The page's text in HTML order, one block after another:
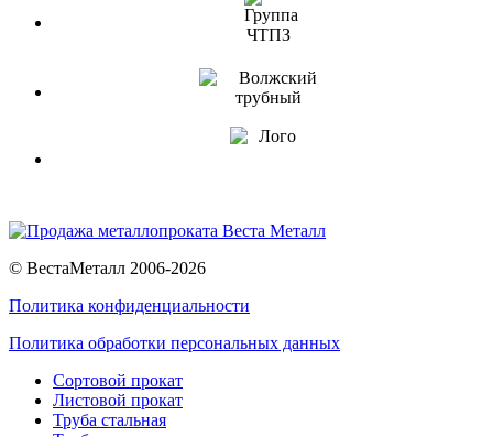
© ВестаМеталл 2006-2026
Политика конфиденциальности
Политика обработки персональных данных
Сортовой прокат
Листовой прокат
Труба стальная